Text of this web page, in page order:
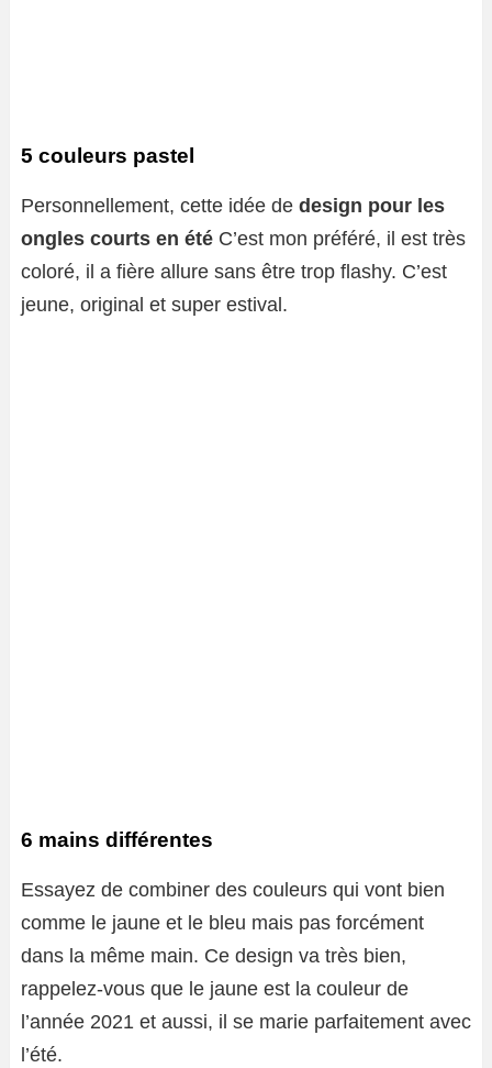
5 couleurs pastel
Personnellement, cette idée de design pour les
ongles courts en été C’est mon préféré, il est très
coloré, il a fière allure sans être trop flashy. C’est
jeune, original et super estival.
6 mains différentes
Essayez de combiner des couleurs qui vont bien
comme le jaune et le bleu mais pas forcément
dans la même main. Ce design va très bien,
rappelez-vous que le jaune est la couleur de
l’année 2021 et aussi, il se marie parfaitement avec
l’été.